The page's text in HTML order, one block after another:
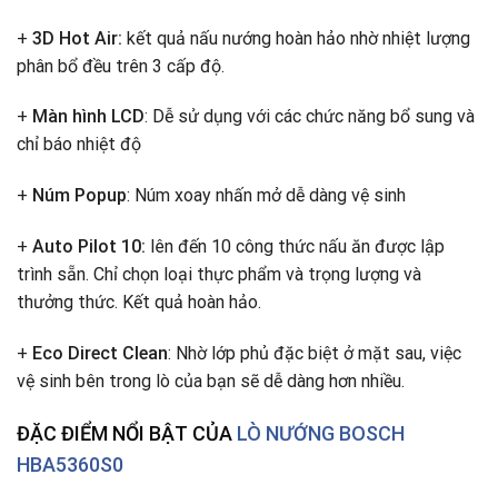
+ 3D Hot Air: kết quả nấu nướng hoàn hảo nhờ nhiệt lượng
phân bổ đều trên 3 cấp độ.
+ Màn hình LCD: Dễ sử dụng với các chức năng bổ sung và
chỉ báo nhiệt độ
+ Núm Popup: Núm xoay nhấn mở dễ dàng vệ sinh
+ Auto Pilot 10: lên đến 10 công thức nấu ăn được lập
trình sẵn. Chỉ chọn loại thực phẩm và trọng lượng và
thưởng thức. Kết quả hoàn hảo.
+ Eco Direct Clean: Nhờ lớp phủ đặc biệt ở mặt sau, việc
vệ sinh bên trong lò của bạn sẽ dễ dàng hơn nhiều.
ĐẶC ĐIỂM NỔI BẬT CỦA LÒ NƯỚNG BOSCH
HBA5360S0